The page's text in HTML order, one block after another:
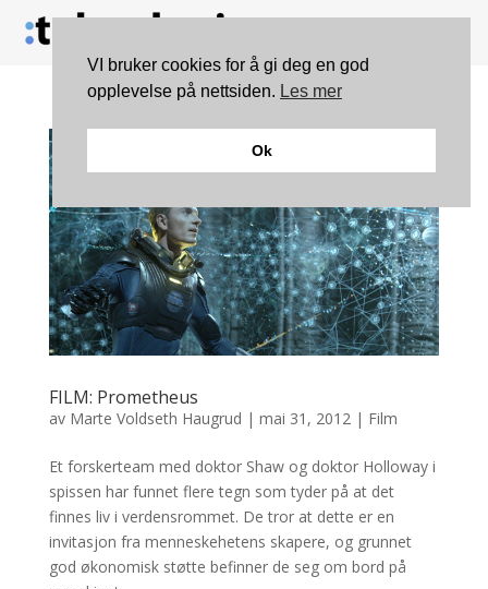
FILM: Prometheus
av Marte Voldseth Haugrud | mai 31, 2012 | Film
Et forskerteam med doktor Shaw og doktor Holloway i
spissen har funnet flere tegn som tyder på at det
finnes liv i verdensrommet. De tror at dette er en
invitasjon fra menneskehetens skapere, og grunnet
god økonomisk støtte befinner de seg om bord på
VI bruker cookies for å gi deg en god
opplevelse på nettsiden. Les mer
Ok